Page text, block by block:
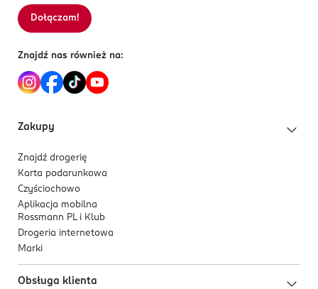
Sortowanie wg
Dołączam!
Znajdź nas również na:
Zakupy
Znajdź drogerię
Karta podarunkowa
Czyściochowo
Aplikacja mobilna
Rossmann PL i Klub
Drogeria internetowa
Marki
Obsługa klienta